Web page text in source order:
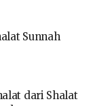
Sunnah
dari Shalat